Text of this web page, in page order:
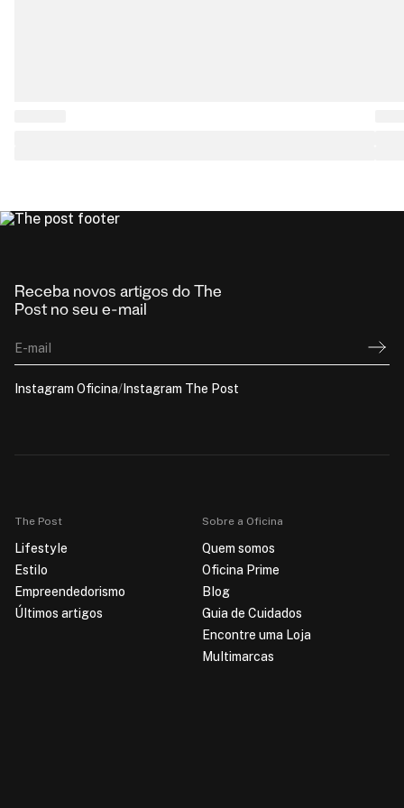
Receba novos artigos do The
Post no seu e-mail
E-mail
Instagram Oficina/ Instagram The Post
The Post
Lifestyle
Estilo
Empreendedorismo
Últimos artigos
Sobre a Oficina
Quem somos
Oficina Prime
Blog
Guia de Cuidados
Encontre uma Loja
Multimarcas